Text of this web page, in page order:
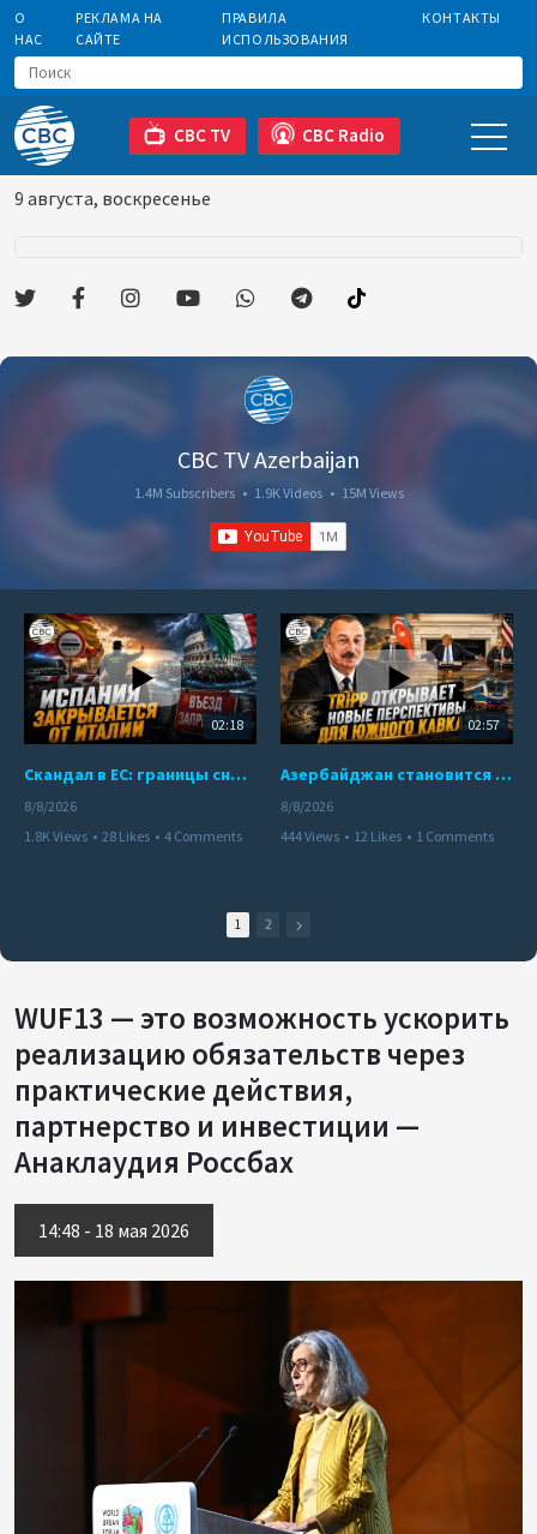
О
НАС
РЕКЛАМА НА
САЙТЕ
ПРАВИЛА
ИСПОЛЬЗОВАНИЯ
КОНТАКТЫ
CBC TV CBC Radio
9 августа, воскресенье
CBC TV Azerbaijan
1.4M Subscribers • 1.9K Videos • 15M Views
02:18
Скандал в ЕС: границы снова под контролем
8/8/2026
1.8K Views • 28 Likes • 4 Comments
02:57
Азербайджан становится мостом между Востоком и Западом
8/8/2026
444 Views • 12 Likes • 1 Comments
1 2
WUF13 — это возможность ускорить
реализацию обязательств через
практические действия,
партнерство и инвестиции —
Анаклаудия Россбах
14:48 - 18 мая 2026